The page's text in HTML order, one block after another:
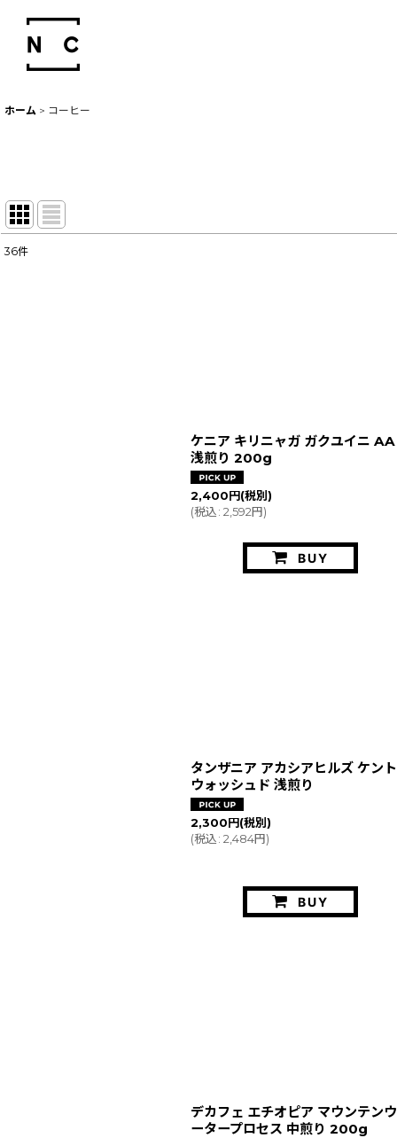
ホーム > コーヒー
36件
ケニア キリニャガ ガクユイニ AA
浅煎り 200g
2,400円(税別)
(税込: 2,592円)
BUY
タンザニア アカシアヒルズ ケント
ウォッシュド 浅煎り
2,300円(税別)
(税込: 2,484円)
BUY
デカフェ エチオピア マウンテン
ータープロセス 中煎り 200g